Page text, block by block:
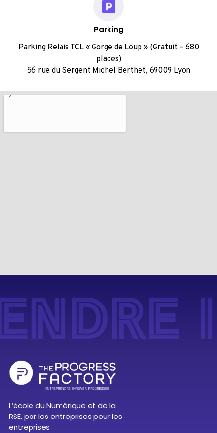
Parking
Parking Relais TCL « Gorge de Loup » (Gratuit – 680
places)
56 rue du Sergent Michel Berthet, 69009 Lyon
L’école du Numérique et de la
RSE, par les entreprises pour les
entreprises